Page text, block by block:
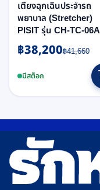
เตียงฉุกเฉินประจำรถ
พยาบาล (Stretcher)
PISIT รุ่น CH-TC-06A
฿41,660
Original
was:
฿38,200
Current
is:มีสต็อก